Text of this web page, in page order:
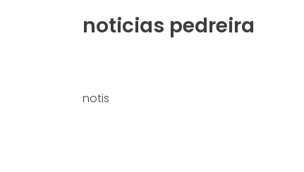
noticias pedreira
notis